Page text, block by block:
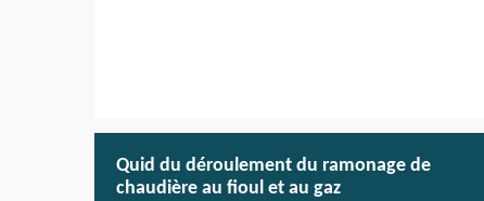
Quid du déroulement du ramonage de
chaudière au fioul et au gaz